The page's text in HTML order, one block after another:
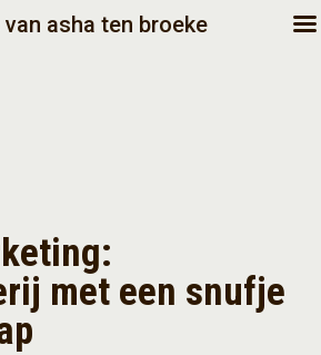
asha ten broeke
met een snufje